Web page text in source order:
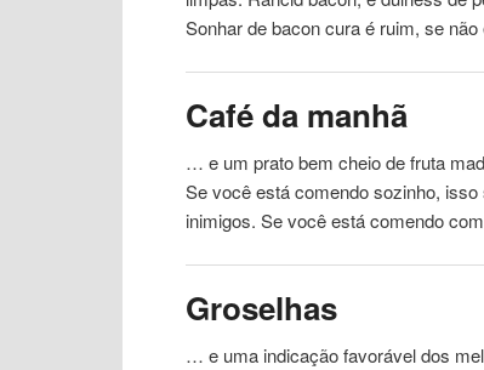
Sonhar de bacon cura é ruim, se
Café da manhã
… e um prato bem cheio de fruta
Se você estácomendosozinho, isso
inimigos. Se você estácomendo
Groselhas
… e uma indicação favorável dos